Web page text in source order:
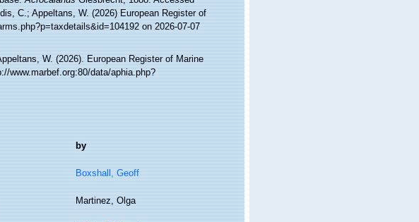
C.; Appeltans, W. (2026) European Register of
on 2026-07-07
W. (2026). European Register of Marine
www.marbef.org:80/data/aphia.php?
by
Boxshall, Geoff
Martinez, Olga